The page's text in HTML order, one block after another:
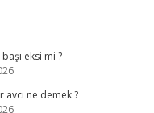
başı eksi mi ?
avcı ne demek ?